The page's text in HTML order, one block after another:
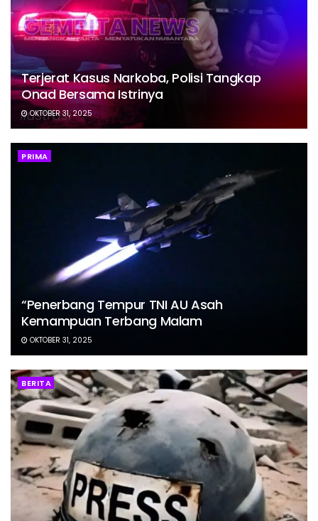
Terjerat Kasus Narkoba, Polisi Tangkap
Onad Bersama Istrinya
OKTOBER 31, 2025
PRIMA
“Penerbang Tempur TNI AU Asah
Kemampuan Terbang Malam
OKTOBER 31, 2025
BERITA